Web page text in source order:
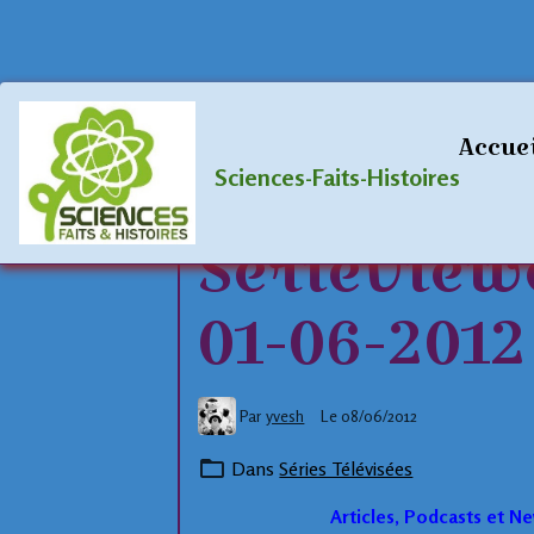
Sciences-Faits-Histoires
Articles,
01-06-2012
Paryvesh Le 08/06/2012
DansSéries Télévisées
Articles, Podcasts et